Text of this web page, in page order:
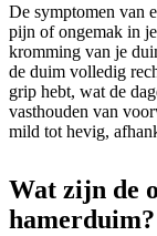
De symptomen van
pijn of ongemak in
kromming van je
de duim volledig
grip hebt, wat de
vasthouden van
mild tot hevig,
Wat zijn de
hamerduim?